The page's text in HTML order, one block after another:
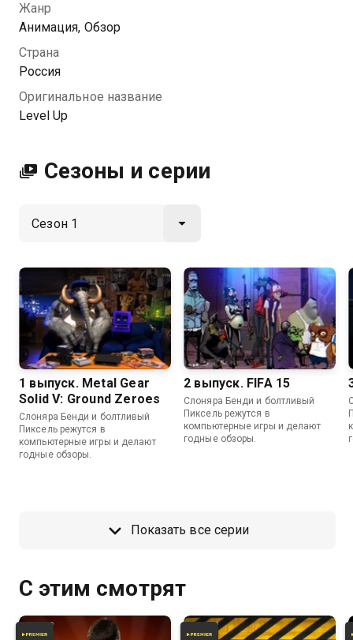
Жанр
Анимация, Обзор
Страна
Россия
Оригинальное название
Level Up
Сезоны и серии
1 выпуск. Metal Gear
Solid V: Ground Zeroes
Слоняра Бенди и болтливый
Пиксель режутся в
компьютерные игры и делают
годные обзоры.
2 выпуск. FIFA 15
Слоняра Бенди и болтливый
Пиксель режутся в
компьютерные игры и делают
годные обзоры.
Показать все серии
С этим смотрят